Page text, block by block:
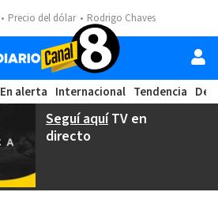
Precio del dólar Rodrigo Chaves
En alerta Internacional Tendencia
Seguí aquíTV en
directo